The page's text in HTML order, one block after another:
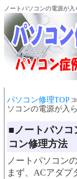
ノートパソコンの電源が
パソコン修理TOP
ソコンの電源が入
■ノートパソコ
コン修理方法
ノートパソコン
まず、ACアダプ